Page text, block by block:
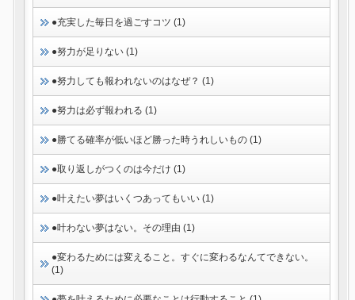
●充実した毎日を過ごすコツ (1)
●努力が足りない (1)
●努力しても報われないのはなぜ？ (1)
●努力は必ず報われる (1)
●勝てる確率が低いほど勝った時うれしいもの (1)
●取り返しがつくのは今だけ (1)
●叶えたい夢はいくつあってもいい (1)
●叶わない夢はない。その理由 (1)
●変わるためには変えること。すぐに変わるなんてできない。
(1)